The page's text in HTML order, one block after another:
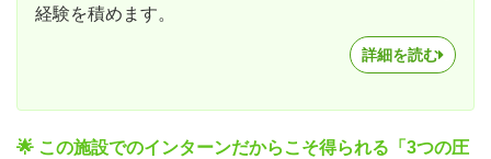
経験を積めます。
詳細を読む
🌟 この施設でのインターンだからこそ得られる「3つの圧